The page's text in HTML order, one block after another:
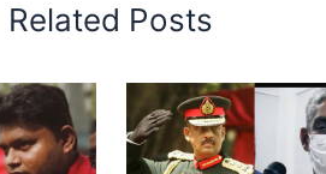
Related Posts